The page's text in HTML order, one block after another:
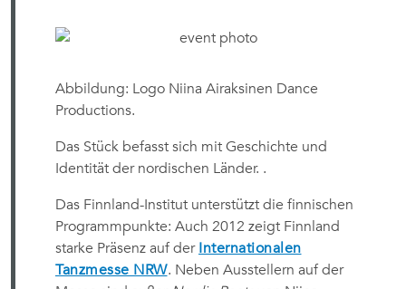
Abbildung: Logo Niina Airaksinen Dance
Productions.
Das Stück befasst sich mit Geschichte und
Identität der nordischen Länder. .
Das Finnland-Institut unterstützt die finnischen
Programmpunkte: Auch 2012 zeigt Finnland
starke Präsenz auf der Internationalen
Tanzmesse NRW. Neben Ausstellern auf der